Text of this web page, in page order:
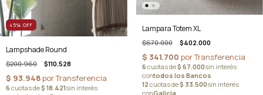
45% OFF
Lampshade Round
$200.960 $110.528
Lampara Totem XL
$670.000 $402.000